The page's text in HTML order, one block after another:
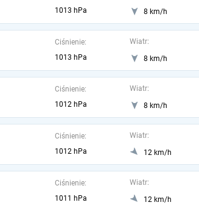
1013 hPa
8 km/h
Ciśnienie:
1013 hPa
Wiatr:
8 km/h
Ciśnienie:
1012 hPa
Wiatr:
8 km/h
Ciśnienie:
1012 hPa
Wiatr:
12 km/h
Ciśnienie:
1011 hPa
Wiatr:
12 km/h